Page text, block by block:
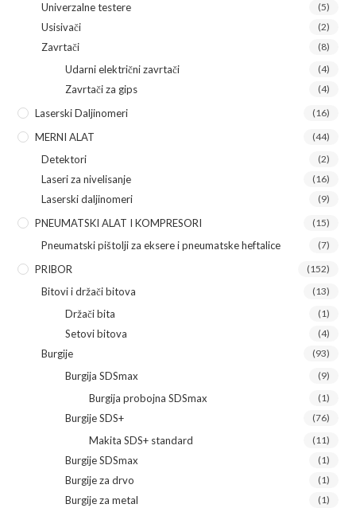
Univerzalne testere (5)
Usisivači (2)
Zavrtači (8)
Udarni električni zavrtači (4)
Zavrtači za gips (4)
Laserski Daljinomeri (16)
MERNI ALAT (44)
Detektori (2)
Laseri za nivelisanje (16)
Laserski daljinomeri (9)
PNEUMATSKI ALAT I KOMPRESORI (15)
Pneumatski pištolji za eksere i pneumatske heftalice (7)
PRIBOR (152)
Bitovi i držači bitova (13)
Držači bita (1)
Setovi bitova (4)
Burgije (93)
Burgija SDSmax (9)
Burgija probojna SDSmax (1)
Burgije SDS+ (76)
Makita SDS+ standard (11)
Burgije SDSmax (1)
Burgije za drvo (1)
Burgije za metal (1)